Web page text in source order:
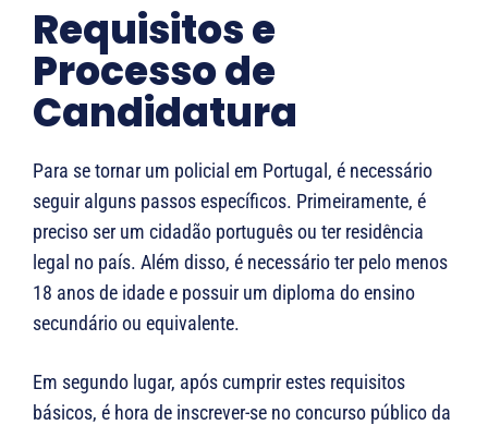
Requisitos e
Processo de
Candidatura
Para se tornar um policial em Portugal, é necessário
seguir alguns passos específicos. Primeiramente, é
preciso ser um cidadão português ou ter residência
legal no país. Além disso, é necessário ter pelo menos
18 anos de idade e possuir um diploma do ensino
secundário ou equivalente.
Em segundo lugar, após cumprir estes requisitos
básicos, é hora de inscrever-se no concurso público da